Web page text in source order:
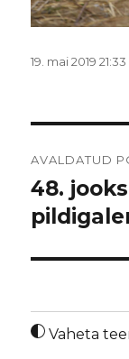
Postitatud
19. mai 2019 21:33
AVALDATUD
48.
Vaheta